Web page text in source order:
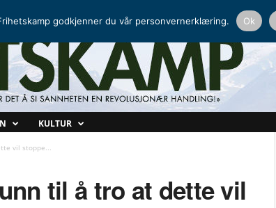
KULTUR
vil stoppe...
til å tro at dette vil
godkjenner du vår personvernerklæring. Ok